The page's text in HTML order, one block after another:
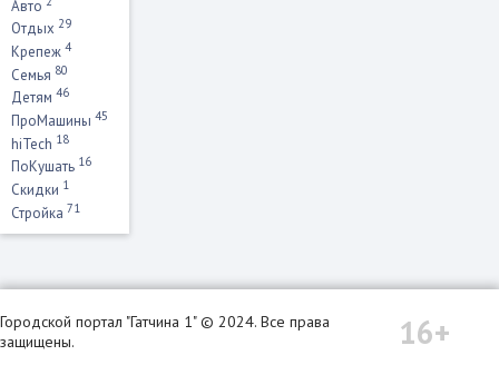
Авто
Отдых 29
Крепеж 4
Семья 80
Детям 46
ПроМашины 45
hiTech 18
ПоКушать 16
Скидки 1
Стройка 71
Городской портал "Гатчина 1" © 2024. Все права
защищены.
16+